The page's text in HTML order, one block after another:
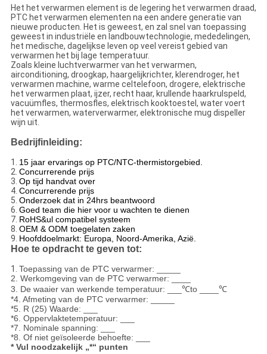
Het het verwarmen element is de legering het verwarmen draad,
PTC het verwarmen elementen na een andere generatie van
nieuwe producten. Het is geweest, en zal snel van toepassing
geweest in industriële en landbouwtechnologie, mededelingen,
het medische, dagelijkse leven op veel vereist gebied van
verwarmen het bij lage temperatuur.
Zoals kleine luchtverwarmer van het verwarmen,
airconditioning, droogkap, haargelijkrichter, klerendroger, het
verwarmen machine, warme celtelefoon, drogere, elektrische
het verwarmen plaat, ijzer, recht haar, krullende haarkrulspeld,
vacuümfles, thermosfles, elektrisch kooktoestel, water voert
het verwarmen, waterverwarmer, elektronische mug dispeller
wijn uit.
Bedrijfinleiding:
1. 15 jaar ervarings op PTC/NTC-thermistorgebied.
2. Concurrerende prijs
3. Op tijd handvat over
4. Concurrerende prijs
5. Onderzoek dat in 24hrs beantwoord
6. Goed team die hier voor u wachten te dienen
7. RoHS&ul compatibel systeem
8. OEM & ODM toegelaten zaken
9. Hoofddoelmarkt: Europa, Noord-Amerika, Azië.
Hoe te opdracht te geven tot:
1. Toepassing van de PTC verwarmer: _____
2. Werkomgeving van de PTC verwarmer: ____
3. De waaier van werkende temperatuur: ___℃to ____℃
*4. Afmeting van de PTC verwarmer: _____
*5. R (25) Waarde: ___
*6. Oppervlaktetemperatuur: ___
*7. Nominale spanning: ___
*8. Of niet geïsoleerde behoefte: ___
* Vul noodzakelijk „*“ punten